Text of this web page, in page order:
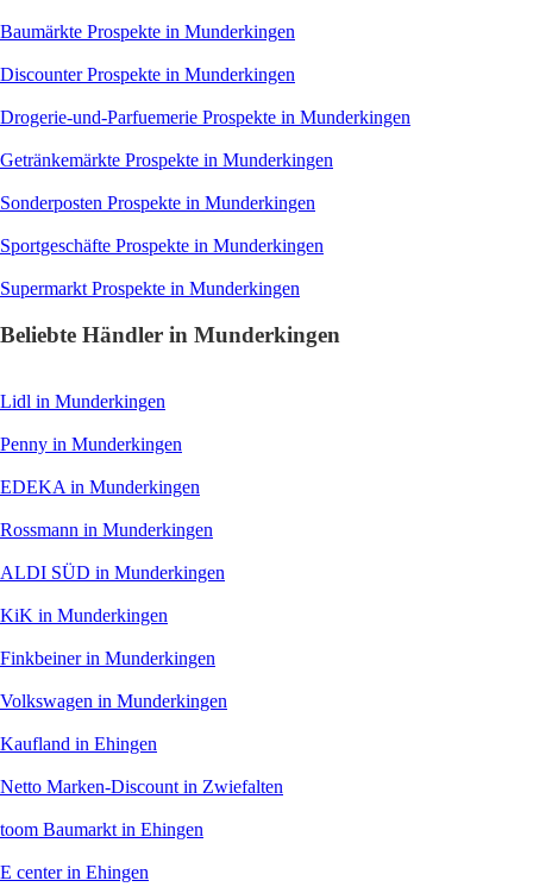
Baumärkte Prospekte in Munderkingen
DiscounterProspekte in Munderkingen
Drogerie-und-Parfuemerie Prospekte in Munderkingen
Getränkemärkte Prospekte in Munderkingen
Sonderposten Prospekte in Munderkingen
Sportgeschäfte Prospekte in Munderkingen
Supermarkt Prospekte in Munderkingen
Beliebte Händler in Munderkingen
Lidl in Munderkingen
Penny in Munderkingen
EDEKA in Munderkingen
Rossmann in Munderkingen
ALDI SÜD in Munderkingen
KiK in Munderkingen
Finkbeinerin Munderkingen
Volkswagen in Munderkingen
Kaufland in Ehingen
Netto Marken-Discount in Zwiefalten
toom Baumarkt in Ehingen
E centerin Ehingen